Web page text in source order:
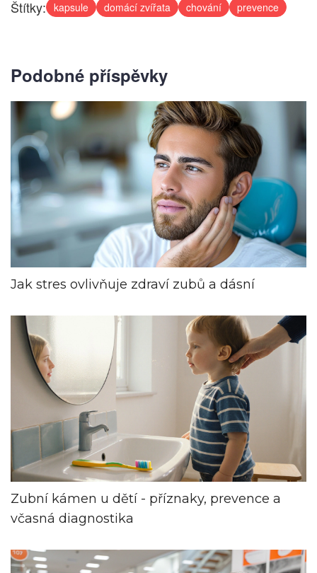
Štítky: kapsule domácí zvířata chování prevence
Podobné příspěvky
Jak stres ovlivňuje zdraví zubů a dásní
Zubní kámen u dětí - příznaky, prevence a
včasná diagnostika